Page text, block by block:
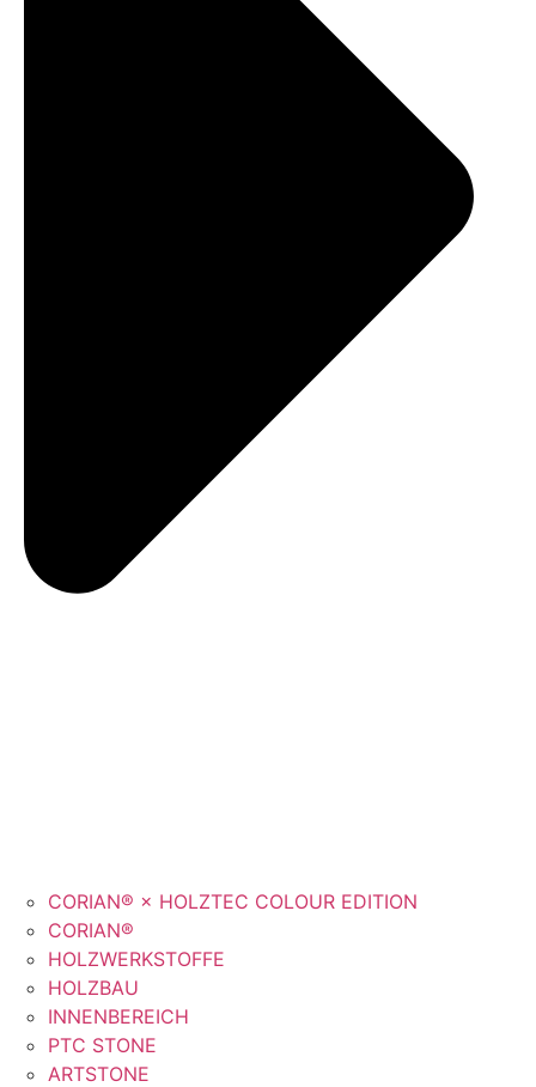
CORIAN® × HOLZTEC COLOUR EDITION
CORIAN®
HOLZWERKSTOFFE
HOLZBAU
INNENBEREICH
PTC STONE
ARTSTONE